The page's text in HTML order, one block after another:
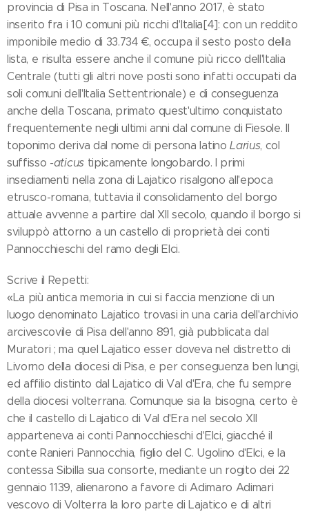
provincia di Pisa in Toscana. Nell'anno 2017, è stato
inserito fra i 10 comuni più ricchi d'Italia[4]: con un reddito
imponibile medio di 33.734 €, occupa il sesto posto della
lista, e risulta essere anche il comune più ricco dell'Italia
Centrale (tutti gli altri nove posti sono infatti occupati da
soli comuni dell'Italia Settentrionale) e di conseguenza
anche della Toscana, primato quest'ultimo conquistato
frequentemente negli ultimi anni dal comune di Fiesole. Il
toponimo deriva dal nome di persona latinoLarius, col
suffisso -aticustipicamente longobardo. I primi
insediamenti nella zona di Lajatico risalgono all'epoca
etrusco-romana, tuttavia il consolidamento del borgo
attuale avvenne a partire dal XII secolo, quando il borgo si
sviluppò attorno a un castello di proprietà dei conti
Pannocchieschi del ramo degli Elci.
Scrive il Repetti:
«La più antica memoria in cui si faccia menzione di un
luogo denominato Lajatico trovasi in una caria dell'archivio
arcivescovile di Pisa dell'anno 891, già pubblicata dal
Muratori ; ma quel Lajatico esser doveva nel distretto di
Livorno della diocesi di Pisa, e per conseguenza ben lungi,
ed affilio distinto dal Lajatico di Val d'Era, che fu sempre
della diocesi volterrana. Comunque sia la bisogna, certo è
che il castello di Lajatico di Val d'Era nel secolo XII
apparteneva ai conti Pannocchieschi d'Elci, giacché il
conte Ranieri Pannocchia, figlio del C. Ugolino d'Elci, e la
contessa Sibilla sua consorte, mediante un rogito dei 22
gennaio 1139, alienarono a favore di Adimaro Adimari
vescovo di Volterra la loro parte di Lajatico e di altri